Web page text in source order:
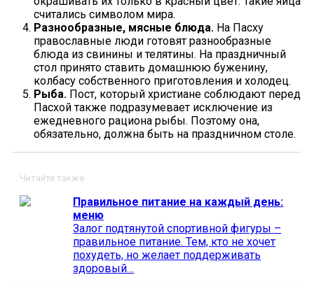
считались символом мира.
Разнообразные, мясные блюда. На Пасху
православные люди готовят разнообразные
блюда из свинины и телятины. На праздничный
стол принято ставить домашнюю буженину,
колбасу собственного приготовления и холодец.
Рыба. Пост, который христиане соблюдают перед
Пасхой также подразумевает исключение из
ежедневного рациона рыбы. Поэтому она,
обязательно, должна быть на праздничном столе.
Читайте также
Правильное питание на каждый день:
меню
Залог подтянутой спортивной фигуры –
правильное питание. Тем, кто не хочет
похудеть, но желает поддерживать
здоровый…